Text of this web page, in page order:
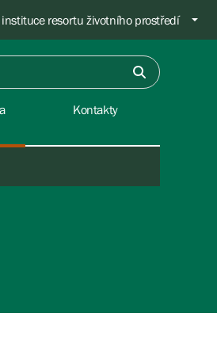
instituce resortu životního prostředí
Kontakty